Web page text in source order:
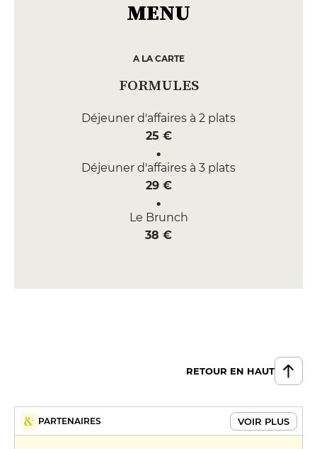
MENU
A LA CARTE
FORMULES
Déjeuner d'affaires à 2 plats
25 €
Déjeuner d'affaires à 3 plats
29 €
Le Brunch
38 €
RETOUR EN HAUT
PARTENAIRES VOIR PLUS